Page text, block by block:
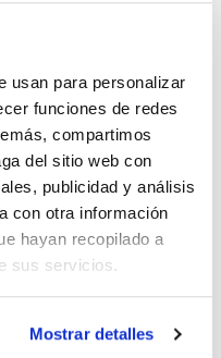
usan para personalizar
funciones de redes
compartimos
del sitio web con
publicidad y análisis
con otra información
hayan recopilado a
sus servicios.
Mostrar detalles